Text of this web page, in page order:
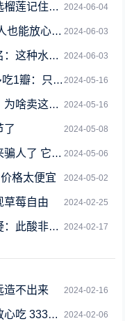
2024-06-04
不做冤大头
2024-06-03
现在吃正好
2024-06-03
你猜对了吗
2024-05-16
养价值太高了
2024-05-16
么便宜呢
2024-05-08
了
2024-05-06
是什么来头
2024-05-02
格太便宜
2024-02-25
草莓自由
2024-02-17
酸非彼酸
2024-02-16
造不出来
2024-02-06
斤才会中毒